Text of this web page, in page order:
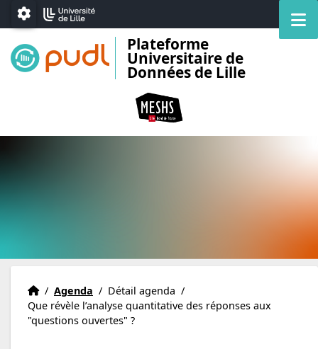
Accéder au menu principal
Accéder au contenu
Paramétrage
Plateforme
Universitaire de
Données de Lille
Accueil
Accueil
/ Agenda / Détail agenda /
Que révèle l’analyse quantitative des réponses aux
"questions ouvertes" ?